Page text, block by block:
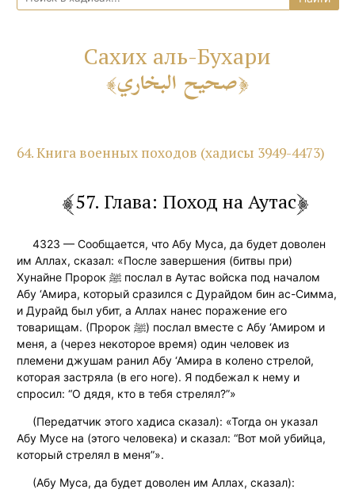
Сахих аль-Бухари
صحيح البخاري
64. Книга военных походов (хадисы 3949-4473)
57. Глава: Поход на Аутас
4323 — Сообщается, что Абу Муса, да будет доволен
им Аллах, сказал: «После завершения (битвы при)
Хунайне Пророк ﷺ послал в Аутас войска под началом
Абу ‘Амира, который сразился с Дурайдом бин ас-Симма,
и Дурайд был убит, а Аллах нанес поражение его
товарищам. (Пророк ﷺ) послал вместе с Абу ‘Амиром и
меня, а (через некоторое время) один человек из
племени джушам ранил Абу ‘Амира в колено стрелой,
которая застряла (в его ноге). Я подбежал к нему и
спросил: “О дядя, кто в тебя стрелял?”»
(Передатчик этого хадиса сказал): «Тогда он указал
Абу Мусе на (этого человека) и сказал: “Вот мой убийца,
который стрелял в меня”».
(Абу Муса, да будет доволен им Аллах, сказал):